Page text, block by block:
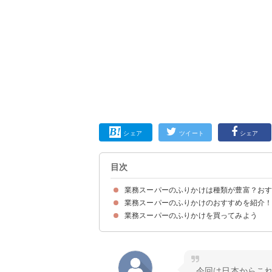
シェア ツイート シェア
目次
業務スーパーのふりかけは種類が豊富？お
業務スーパーのふりかけのおすすめを紹介！
①しそわかめ明太子入り
②元祖ぶっかけ韓国のり
③緑黄色野菜ふりかけ
④パパッとふりふりたまご
⑤パパッとふりふりわさび
⑥パパッとふりふりかつお
⑦タナカのふりかけ ミニパック
⑧赤い辛撃！しびれのふりかけ
⑨しその香
業務スーパーのふりかけを買ってみよう